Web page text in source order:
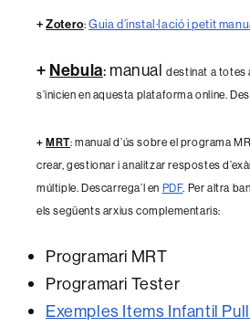
+Zotero:Guia d’instal·lació i petit
+ Nebula: manualdestinat a totes
s’inicien en aquesta plataforma online.
+MRT: manual d’ús sobre el programa
crear, gestionar i analitzar respostes
múltiple. Descarrega’l en PDF. Per altra
els següents arxius complementaris:
Programari MRT
Programari Tester
Exemples Items Infantil